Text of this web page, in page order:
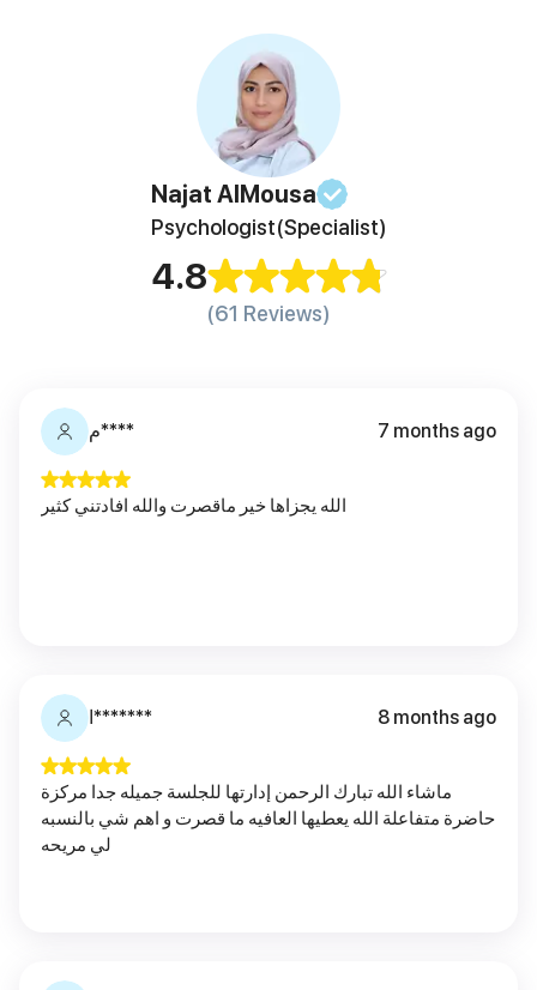
Najat AlMousa
Psychologist(Specialist)
4.8
(61 Reviews)
م**** 7 months ago
الله يجزاها خير ماقصرت والله افادتني كثير
ا******* 8 months ago
ماشاء الله تبارك الرحمن إدارتها للجلسة جميله جدا مركزة
حاضرة متفاعلة الله يعطيها العافيه ما قصرت و اهم شي بالنسبه
لي مريحه